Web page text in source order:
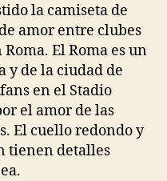
la camiseta de
amor entre clubes
El Roma es un
y de la ciudad de
en el Stadio
el amor de las
El cuello redondo y
tienen detalles